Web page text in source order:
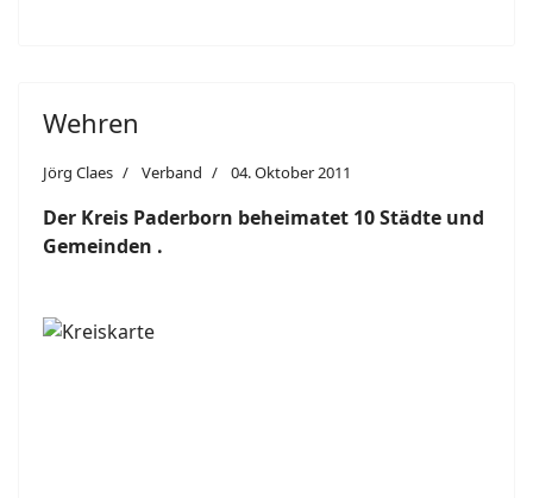
Wehren
Jörg Claes Verband 04. Oktober 2011
Der Kreis Paderborn beheimatet 10 Städte und
Gemeinden .